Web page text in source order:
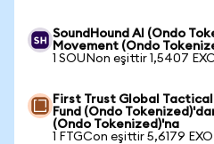
SoundHound AI (Ondo
Movement (Ondo
1 SOUNon eşittir 1,5407
First Trust Global
Fund (Ondo
(Ondo Tokenized)'na
1 FTGCon eşittir 5,6179